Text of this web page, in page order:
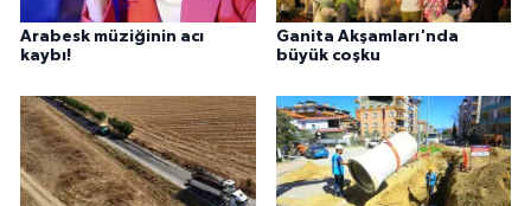
Arabesk müziğinin acı
kaybı!
Ganita Akşamları'nda
büyük coşku